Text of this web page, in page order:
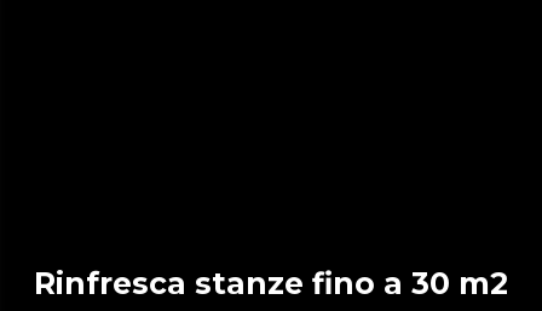
Rinfresca stanze fino a 30 m2